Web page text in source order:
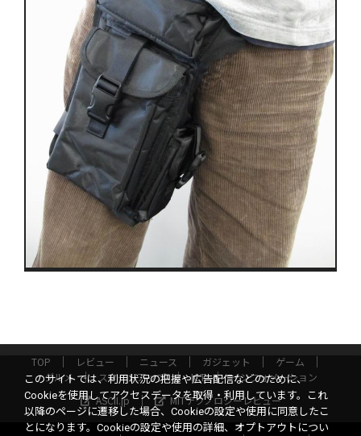
TOP レビュー ニュース ガジェット
ゲーム
グルメ
スタートアップ ICT
インフォメーション
ASCII.jp
MITテクノロジーレビュー
このサイトでは、利用状況の把握や広告配信などのために、
Cookieを使用してアクセスデータを取得・利用しています。これ
以降のページに遷移した場合、Cookieの設定や使用に同意したこ
とになります。Cookieの設定や使用の詳細、オプトアウトについ